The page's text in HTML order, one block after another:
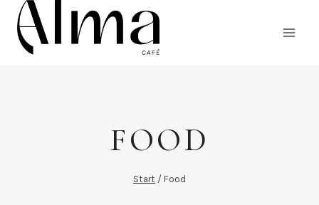
Zum
Inhalt
springen
FOOD
Start / Food